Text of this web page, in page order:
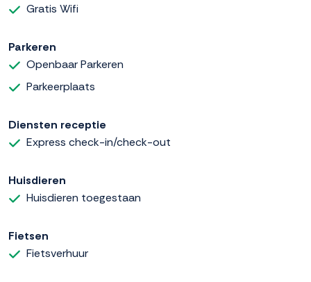
Gratis Wifi
Parkeren
Openbaar Parkeren
Parkeerplaats
Diensten receptie
Express check-in/check-out
Huisdieren
Huisdieren toegestaan
Fietsen
Fietsverhuur